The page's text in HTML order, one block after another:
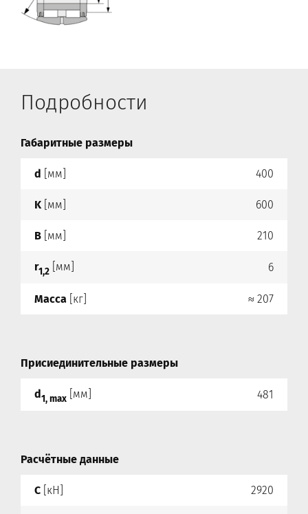
Подробности
Габаритные размеры
d [мм] 400
K [мм] 600
B [мм] 210
r1,2 [мм] 6
Масса [кг] ≈ 207
Присиединительные размеры
d1, max [мм] 481
Расчётные данные
C [кН] 2920